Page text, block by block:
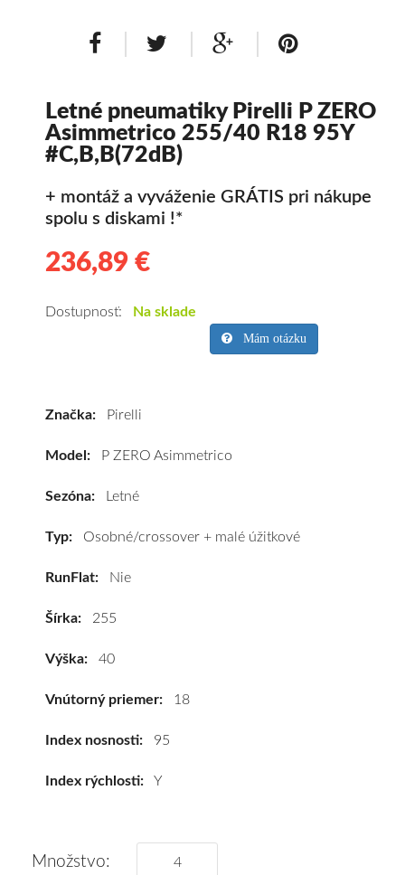
Puklice na kolesá Kontakt Blog
Letné pneumatiky Pirelli P ZERO
Asimmetrico 255/40 R18 95Y
#C,B,B(72dB)
+ montáž a vyváženie GRÁTIS pri nákupe
spolu s diskami !*
236,89 €
pneumatiky
95Y
vám
obujeme
Dostupnosť: Na sklade
Mám otázku
Značka: Pirelli
Model: P ZERO Asimmetrico
Sezóna: Letné
Typ: Osobné/crossover + malé úžitkové
RunFlat: Nie
Šírka: 255
Výška: 40
Vnútorný priemer: 18
Index nosnosti: 95
Index rýchlosti: Y
Množstvo: